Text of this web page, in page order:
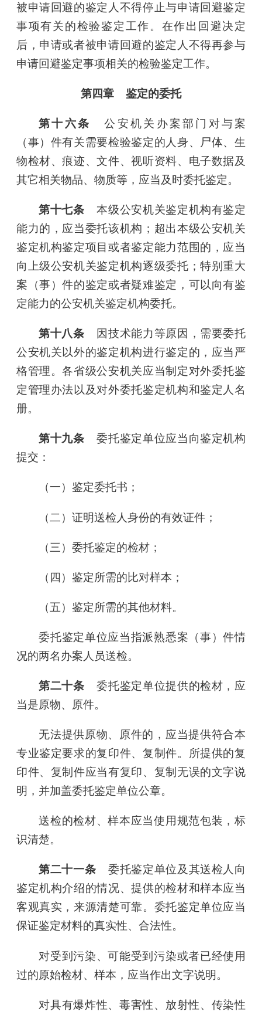
被申请回避的鉴定人不得停止与申请回避鉴定
事项有关的检验鉴定工作。在作出回避决定
后，申请或者被申请回避的鉴定人不得再参与
申请回避鉴定事项相关的检验鉴定工作。
第四章 鉴定的委托
第十六条
公安机关办案部门对与案
（事）件有关需要检验鉴定的人身、尸体、生
物检材、痕迹、文件、视听资料、电子数据及
其它相关物品、物质等，应当及时委托鉴定。
第十七条 本级公安机关鉴定机构有鉴定
能力的，应当委托该机构；超出本级公安机关
鉴定机构鉴定项目或者鉴定能力范围的，应当
向上级公安机关鉴定机构逐级委托；特别重大
案（事）件的鉴定或者疑难鉴定，可以向有鉴
定能力的公安机关鉴定机构委托。
第十八条 因技术能力等原因，需要委托
公安机关以外的鉴定机构进行鉴定的，应当严
格管理。各省级公安机关应当制定对外委托鉴
定管理办法以及对外委托鉴定机构和鉴定人名
册。
第十九条 委托鉴定单位应当向鉴定机构
提交：
（一）鉴定委托书；
（二）证明送检人身份的有效证件；
（三）委托鉴定的检材；
（四）鉴定所需的比对样本；
（五）鉴定所需的其他材料。
委托鉴定单位应当指派熟悉案（事）件情
况的两名办案人员送检。
第二十条 委托鉴定单位提供的检材，应
当是原物、原件。
无法提供原物、原件的，应当提供符合本
专业鉴定要求的复印件、复制件。所提供的复
印件、复制件应当有复印、复制无误的文字说
明，并加盖委托鉴定单位公章。
送检的检材、样本应当使用规范包装，标
识清楚。
第二十一条 委托鉴定单位及其送检人向
鉴定机构介绍的情况、提供的检材和样本应当
客观真实，来源清楚可靠。委托鉴定单位应当
保证鉴定材料的真实性、合法性。
对受到污染、可能受到污染或者已经使用
过的原始检材、样本，应当作出文字说明。
对具有爆炸性、毒害性、放射性、传染性